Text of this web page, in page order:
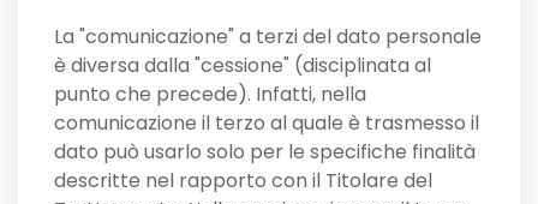
La "comunicazione" a terzi del dato personale
è diversa dalla "cessione" (disciplinata al
punto che precede). Infatti, nella
comunicazione il terzo al quale è trasmesso il
dato può usarlo solo per le specifiche finalità
descritte nel rapporto con il Titolare del